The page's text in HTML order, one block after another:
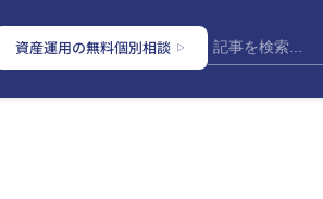
資産運用の無料個別相談